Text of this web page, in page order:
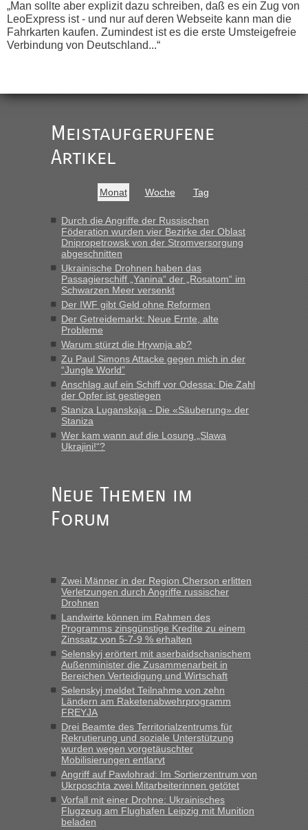
„Man sollte aber explizit dazu schreiben, daß es ein Zug von
LeoExpress ist - und nur auf deren Webseite kann man die
Fahrkarten kaufen. Zumindest ist es die erste Umsteigefreie
Verbindung von Deutschland...“
gab es keine Probleme“
inRecht, Visa und Dokumente • Re: Seit
Anfang des Jahres haben die Zollbeamten
Verstöße im Wert von fast 11 Milliarden
„Am besten wäre natürlich, wenn die Frau mit dabei ist.
Alleinreisende Männer stehen schließlich immer unter
Recht, Visa und Dokumente • Re: Seit
Anfang des Jahres haben die Zollbeamten
Verstöße im Wert von fast 11 Milliarden
aufgedeckt
„Kein Zoll. Du musst an sich nur sagen dass das privat ist
und du nicht damit handeln willst. So lange das nicht
Originalverpackt ist und ersichlich das nicht neu sollte es
keine Probleme geben“
Recht, Visa und Dokumente • Deklaration
gebrauchter Kleidung beim Zoll
„Hallo Leute, ich weiß nicht, ob ich hier richtig bin mit meiner
mitnehmen. Es ist gebrauchte Kleidung...“
Berichte und Reisetipps • Re: An welchem
15.6. in Krakovets rüber. Sehr zeitig los gegen 5 Uhr in der
Früh. Mit sehr sehr wenig Verkehr, super bis zur Grenze. Nur
8 PKW vor der Schranke....“
Berichte und Reisetipps • Re: An welchem
Grenzübergang zwischen Polen und der Ukraine
geht es am schnellsten?
„Gestern 6 Stunden warten vor der Grenze Richtung Polen
in Krakowez mit dem Kleinbus. Abfertigung ging dann
schnell da auch Passagiere mit EU-Pass dabei waren“
Bernd D-UAinBerichte und Reisetipps • Re: An
welchem Grenzübergang zwischen Polen und
der Ukraine geht es am schnellsten?
„Bin am Montag 15.6.26 um 8 Uhr in Urgyniw ausgereist,
das erste Mal an einem Montagmorgen ca. 15 Fahrzeuge
vor mir, bin sonst der Erste oder Zweite, egal, nach ca 20
Meistaufgerufene
Artikel
Monat Woche Tag
Durch die Angriffe der Russischen
Föderation wurden vier Bezirke der Oblast
Dnipropetrowsk von der Stromversorgung
abgeschnitten
Ukrainische Drohnen haben das
Passagierschiff „Yanina“ der „Rosatom“ im
Schwarzen Meer versenkt
Der IWF gibt Geld ohne Reformen
Der Getreidemarkt: Neue Ernte, alte
Probleme
Warum stürzt die Hrywnja ab?
Zu Paul Simons Attacke gegen mich in der
“Jungle World”
Anschlag auf ein Schiff vor Odessa: Die Zahl
der Opfer ist gestiegen
Staniza Luganskaja - Die «Säuberung» der
Staniza
Wer kam wann auf die Losung „Slawa
Ukrajini!“?
Neue Themen im
Forum
Zwei Männer in der Region Cherson erlitten
Verletzungen durch Angriffe russischer
Drohnen
Landwirte können im Rahmen des
Programms zinsgünstige Kredite zu einem
Zinssatz von 5-7-9 % erhalten
Selenskyj erörtert mit aserbaidschanischem
Außenminister die Zusammenarbeit in
Bereichen Verteidigung und Wirtschaft
Selenskyj meldet Teilnahme von zehn
Ländern am Raketenabwehrprogramm
FREYJA
Drei Beamte des Territorialzentrums für
Rekrutierung und soziale Unterstützung
wurden wegen vorgetäuschter
Mobilisierungen entlarvt
Angriff auf Pawlohrad: Im Sortierzentrum von
Ukrposchta zwei Mitarbeiterinnen getötet
Vorfall mit einer Drohne: Ukrainisches
Flugzeug am Flughafen Leipzig mit Munition
beladen